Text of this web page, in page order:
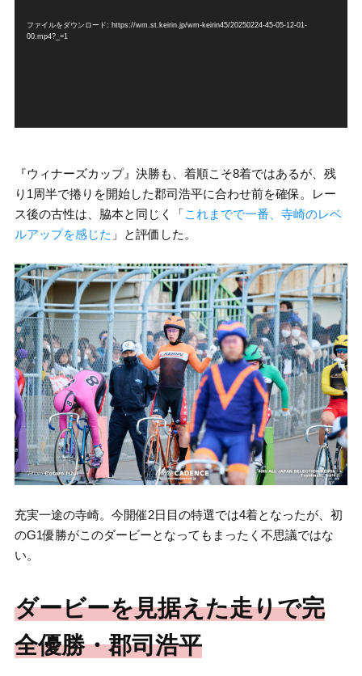
ファイルをダウンロード: https://wm.st.keirin.jp/wm-keirin45/20250224-45-05-12-01-
00.mp4?_=1
『ウィナーズカップ』決勝も、着順こそ8着ではあるが、残
り1周半で捲りを開始した郡司浩平に合わせ前を確保。レー
ス後の古性は、脇本と同じく「これまでで一番、寺崎のレベ
ルアップを感じた 」と評価した。
充実一途の寺崎。今開催2日目の特選では4着となったが、初
のG1優勝がこのダービーとなってもまったく不思議ではな
い。
ダービーを見据えた走りで完
全優勝・郡司浩平